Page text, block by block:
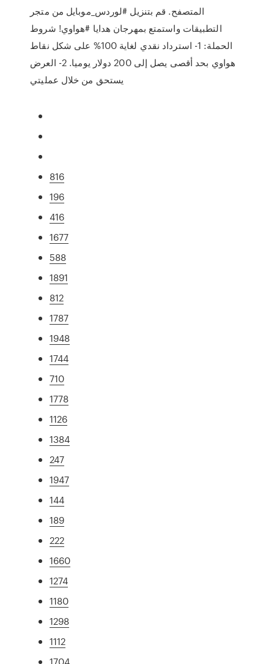
المتصفح. قم بتنزيل #لوردس_موبايل من متجر
التطبيقات واستمتع بمهرجان هدايا #هواوي! شروط
الحملة: 1- استرداد نقدي لغاية 100% على شكل نقاط
هواوي بحد أقصى يصل إلى 200 دولار يوميا. 2- العرض
يستحق من خلال عمليتي
816
196
416
1677
588
1891
812
1787
1948
1744
710
1778
1126
1384
247
1947
144
189
222
1660
1274
1180
1298
1112
1704